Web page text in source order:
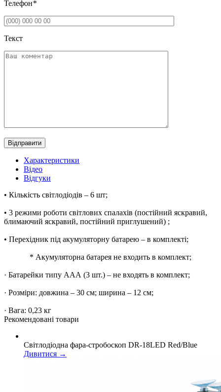
Телефон*
Текст
Характеристики
Вiдео
Відгуки
• Кількість світлодіодів – 6 шт;
• 3 режими роботи світлових спалахів (постійний яскравий,
блимаючий яскравий, постійний приглушений) ;
• Перехідник під акумуляторну батарею – в комплекті;
* Акумуляторна батарея не входить в комплект;
· Батарейки типу ААА (3 шт.) – не входять в комплект;
· Розміри: довжина – 30 см; ширина – 12 см;
· Вага: 0,23 кг
Рекомендованi товари
Світлодіодна фара-стробоскоп DR-18LED Red/Blue
Дивитися →